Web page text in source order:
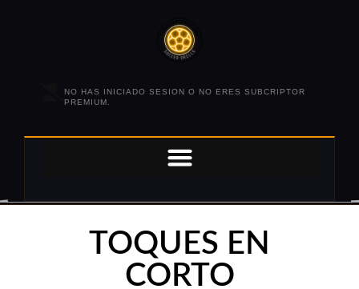
NO HAS INICIADO SESION O NO ERES SUBCRIPTOR
PREMIUM.
TOQUES EN
CORTO